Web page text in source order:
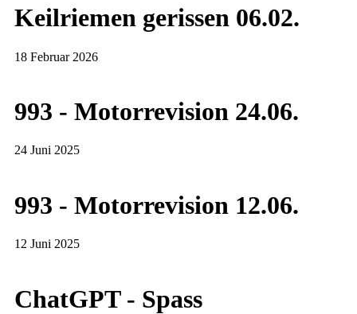
Keilriemen gerissen 06.02.
18 Februar 2026
993 - Motorrevision 24.06.
24 Juni 2025
993 - Motorrevision 12.06.
12 Juni 2025
ChatGPT - Spass